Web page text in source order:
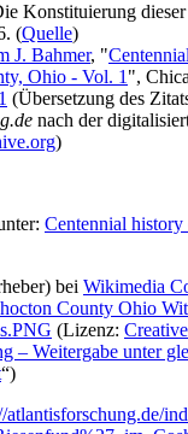
Konstituierung dieser
(Quelle)
J. Bahmer, "
Ohio - Vol. 1 ",
(Übersetzung des
nach der
)
Centennial
bei Wikimedia
County Ohio
(Lizenz:
– Weitergabe unter
“)
atlantisforschung.de/